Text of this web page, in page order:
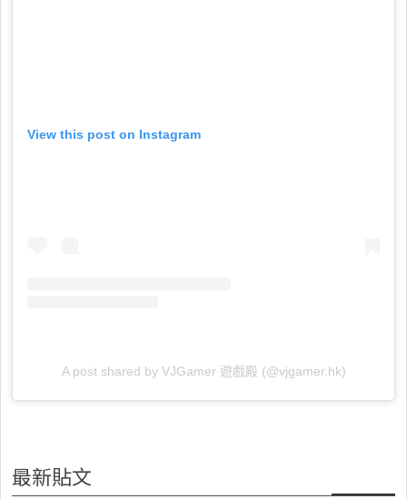
View this post on Instagram
A post shared by VJGamer 遊戲殿 (@vjgamer.hk)
最新貼文